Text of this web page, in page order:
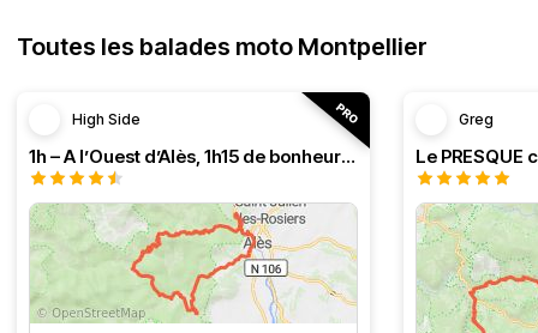
Toutes les balades moto Montpellier
High Side
1h – A l’Ouest d’Alès, 1h15 de bonheur (HSRF23)
Greg